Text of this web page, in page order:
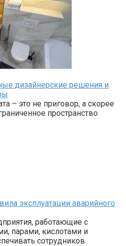
дизайнерские решения и
– это не приговор, а скорее
пространство
эксплуатации аварийного
работающие с
парами, кислотами и
сотрудников